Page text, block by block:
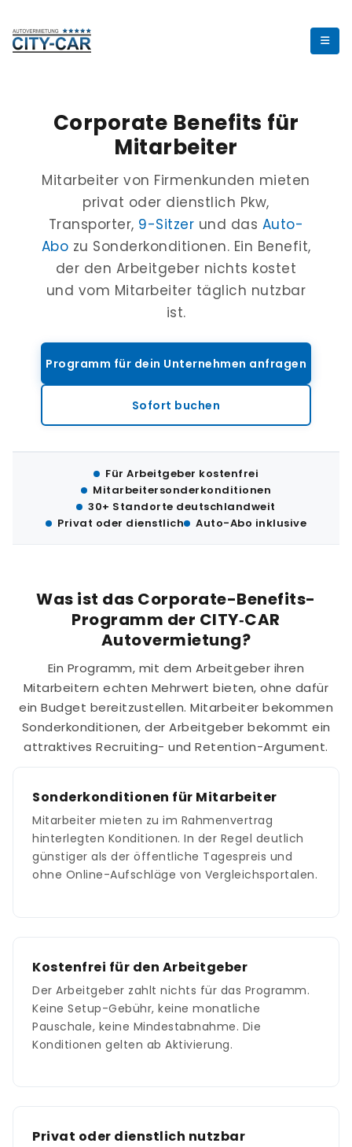
Corporate Benefits für
Mitarbeiter
Mitarbeiter von Firmenkunden mieten
privat oder dienstlich Pkw,
Transporter, 9-Sitzer und das Auto-
Abo zu Sonderkonditionen. Ein Benefit,
der den Arbeitgeber nichts kostet
und vom Mitarbeiter täglich nutzbar
ist.
Programm für dein Unternehmen anfragen
Sofort buchen
Für Arbeitgeber kostenfrei
Mitarbeitersonderkonditionen
30+ Standorte deutschlandweit
Privat oder dienstlich
Auto-Abo inklusive
Was ist das Corporate-Benefits-
Programm der CITY‑CAR
Autovermietung?
Ein Programm, mit dem Arbeitgeber ihren
Mitarbeitern echten Mehrwert bieten, ohne dafür
ein Budget bereitzustellen. Mitarbeiter bekommen
Sonderkonditionen, der Arbeitgeber bekommt ein
attraktives Recruiting- und Retention-Argument.
Sonderkonditionen für Mitarbeiter
Mitarbeiter mieten zu im Rahmenvertrag
hinterlegten Konditionen. In der Regel deutlich
günstiger als der öffentliche Tagespreis und
ohne Online-Aufschläge von Vergleichsportalen.
Kostenfrei für den Arbeitgeber
Der Arbeitgeber zahlt nichts für das Programm.
Keine Setup-Gebühr, keine monatliche
Pauschale, keine Mindestabnahme. Die
Konditionen gelten ab Aktivierung.
Privat oder dienstlich nutzbar